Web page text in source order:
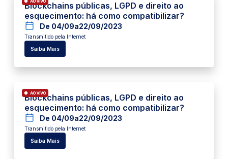
Blockchains públicas, LGPD e direito ao
esquecimento: há como compatibilizar?
De 04/09a22/09/2023
Transmitido pela Internet
Saiba Mais
Blockchains públicas, LGPD e direito ao
esquecimento: há como compatibilizar?
De 04/09a22/09/2023
Transmitido pela Internet
Saiba Mais